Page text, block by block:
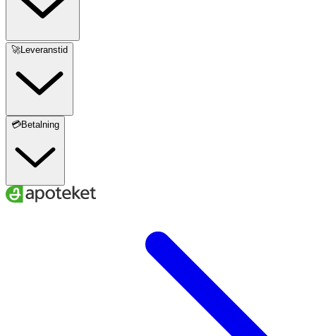
🚀Leveranstid
💳Betalning